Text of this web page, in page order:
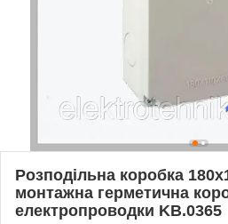
Розподільна коробка
монтажна герметична
електропроводки KB.0365